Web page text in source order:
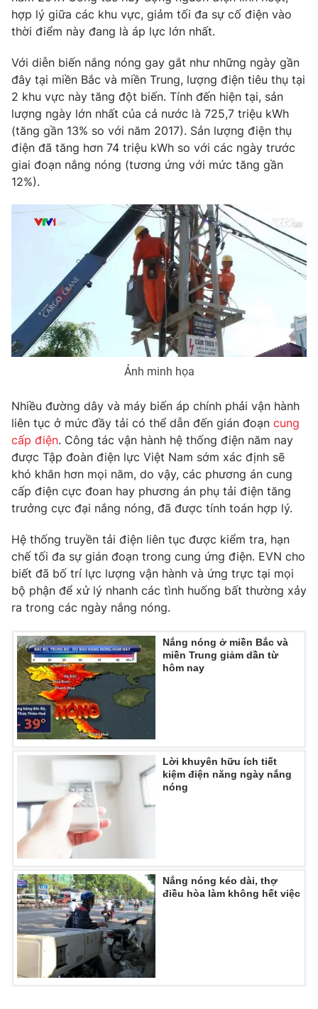
Thị trường
Góc doanh nghiệp
Truyền hình
Phim VTV
Hậu trường
Nhân vật
Khán giả
Giải sao mai
Giải trí
Điện ảnh
Âm nhạc
Sao
Đời sống
Du lịch
Làm đẹp
Giáo dục
Tuyển sinh
Học trực tuyến
Hitech Công nghệ tương lai
Thị trường
Tư vấn
Giao lưu trực tuyến
Lịch phát sóng
Chuyên mục khác
Emagazine Podcast
Infographic
Video Shorts video
VTV Money VTV Thể thao
VTV Sức khoẻ
Thị trường 24h Tấm lòng Việt
VTV4 Vươn mình bằng AI
VTV9 VTV8
Liên hệ tòa soạn
THỜI BÁO VTV
Theo dõi báo trên
Cơ quan chủ quản:Đài Truyền hình Việt Nam
Cơ quan báo chí:Thời báo VTV
Giấy phép hoạt động báo in và báo điện tử số 483/GP-BTTTT
cấp ngày 29/12/2023
Tổng Biên tập:
Vũ Thanh Thủy
Phó Tổng Biên tập:Nguyễn Thị Mỹ Hạnh, Phạm Quốc Thắng,
Nguyễn Trọng Ninh
hợp lý giữa các khu vực, giảm tối đa sự cố điện vào
thời điểm này đang là áp lực lớn nhất.
Với diễn biến nắng nóng gay gắt như những ngày gần
đây tại miền Bắc và miền Trung, lượng điện tiêu thụ tại
2 khu vực này tăng đột biến. Tính đến hiện tại, sản
lượng ngày lớn nhất của cả nước là 725,7 triệu kWh
(tăng gần 13% so với năm 2017). Sản lượng điện thụ
điện đã tăng hơn 74 triệu kWh so với các ngày trước
giai đoạn nắng nóng (tương ứng với mức tăng gần
12%).
Ảnh minh họa
Nhiều đường dây và máy biến áp chính phải vận hành
liên tục ở mức đầy tải có thể dẫn đến gián đoạn cung
cấp điện. Công tác vận hành hệ thống điện năm nay
được Tập đoàn điện lực Việt Nam sớm xác định sẽ
khó khăn hơn mọi năm, do vậy, các phương án cung
cấp điện cực đoan hay phương án phụ tải điện tăng
trưởng cực đại nắng nóng, đã được tính toán hợp lý.
Hệ thống truyền tải điện liên tục được kiểm tra, hạn
chế tối đa sự gián đoạn trong cung ứng điện. EVN cho
biết đã bố trí lực lượng vận hành và ứng trực tại mọi
bộ phận để xử lý nhanh các tình huống bất thường xảy
ra trong các ngày nắng nóng.
Nắng nóng ở miền Bắc và
miền Trung giảm dần từ
hôm nay
Lời khuyên hữu ích tiết
kiệm điện năng ngày nắng
nóng
Nắng nóng kéo dài, thợ
điều hòa làm không hết việc